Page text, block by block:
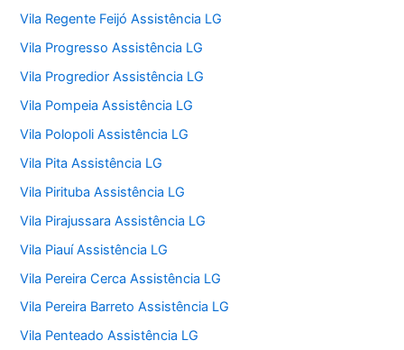
Vila Regente Feijó Assistência LG
Vila Progresso Assistência LG
Vila Progredior Assistência LG
Vila Pompeia Assistência LG
Vila Polopoli Assistência LG
Vila Pita Assistência LG
Vila Pirituba Assistência LG
Vila Pirajussara Assistência LG
Vila Piauí Assistência LG
Vila Pereira Cerca Assistência LG
Vila Pereira Barreto Assistência LG
Vila Penteado Assistência LG